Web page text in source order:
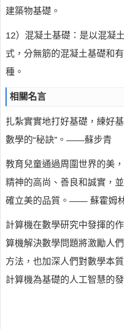
建築物基礎。
12）混凝土基礎：是以混凝
式，分無筋的混凝土基礎和
種。
相關名言
扎紮實實地打好基礎，練好
數學的“秘訣”。——蘇步青
教育兒童通過周圍世界的美
精神的高尚、善良和誠實，
確立美的品質。—— 蘇霍姆
計算機在數學研究中發揮的
算機解決數學問題將激勵人
方法，也加深人們對數學本
計算機為基礎的人工智慧的